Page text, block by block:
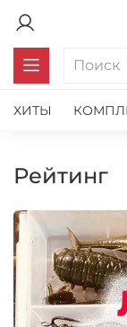
ХИТЫ
рейтинг